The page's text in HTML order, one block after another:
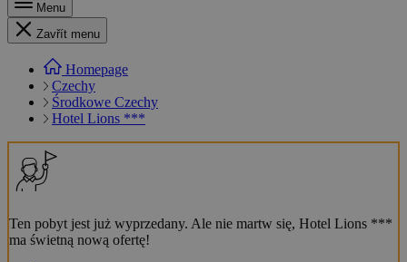
Menu
Zavřít menu
Homepage
Czechy
Środkowe Czechy
Hotel Lions ***
Ten pobyt jest już wyprzedany. Ale nie martw się, Hotel Lions ***
ma świetną nową ofertę!